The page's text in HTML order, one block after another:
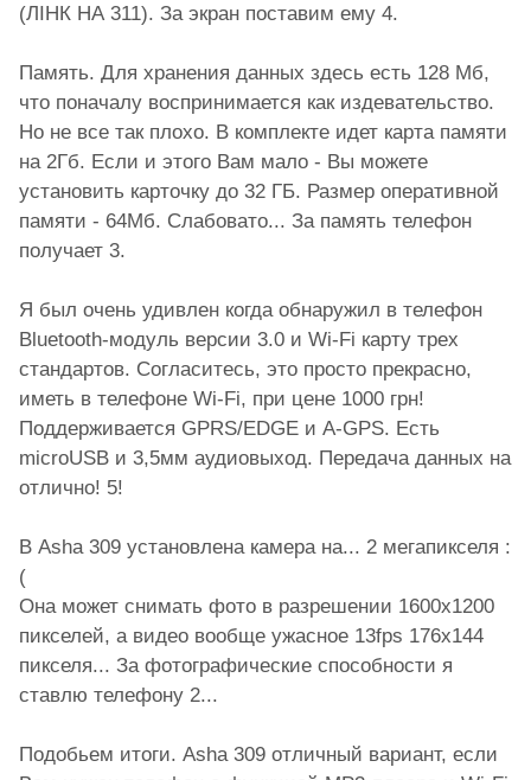
(ЛІНК НА 311). За экран поставим ему 4.
Память. Для хранения данных здесь есть 128 Мб,
что поначалу воспринимается как издевательство.
Но не все так плохо. В комплекте идет карта памяти
на 2Гб. Если и этого Вам мало - Вы можете
установить карточку до 32 ГБ. Размер оперативной
памяти - 64Мб. Слабовато... За память телефон
получает 3.
Я был очень удивлен когда обнаружил в телефон
Bluetooth-модуль версии 3.0 и Wi-Fi карту трех
стандартов. Согласитесь, это просто прекрасно,
иметь в телефоне Wi-Fi, при цене 1000 грн!
Поддерживается GPRS/EDGE и A-GPS. Есть
microUSB и 3,5мм аудиовыход. Передача данных на
отлично! 5!
В Asha 309 установлена камера на... 2 мегапикселя :
(
Она может снимать фото в разрешении 1600х1200
пикселей, а видео вообще ужасное 13fps 176x144
пикселя... За фотографические способности я
ставлю телефону 2...
Подобьем итоги. Asha 309 отличный вариант, если